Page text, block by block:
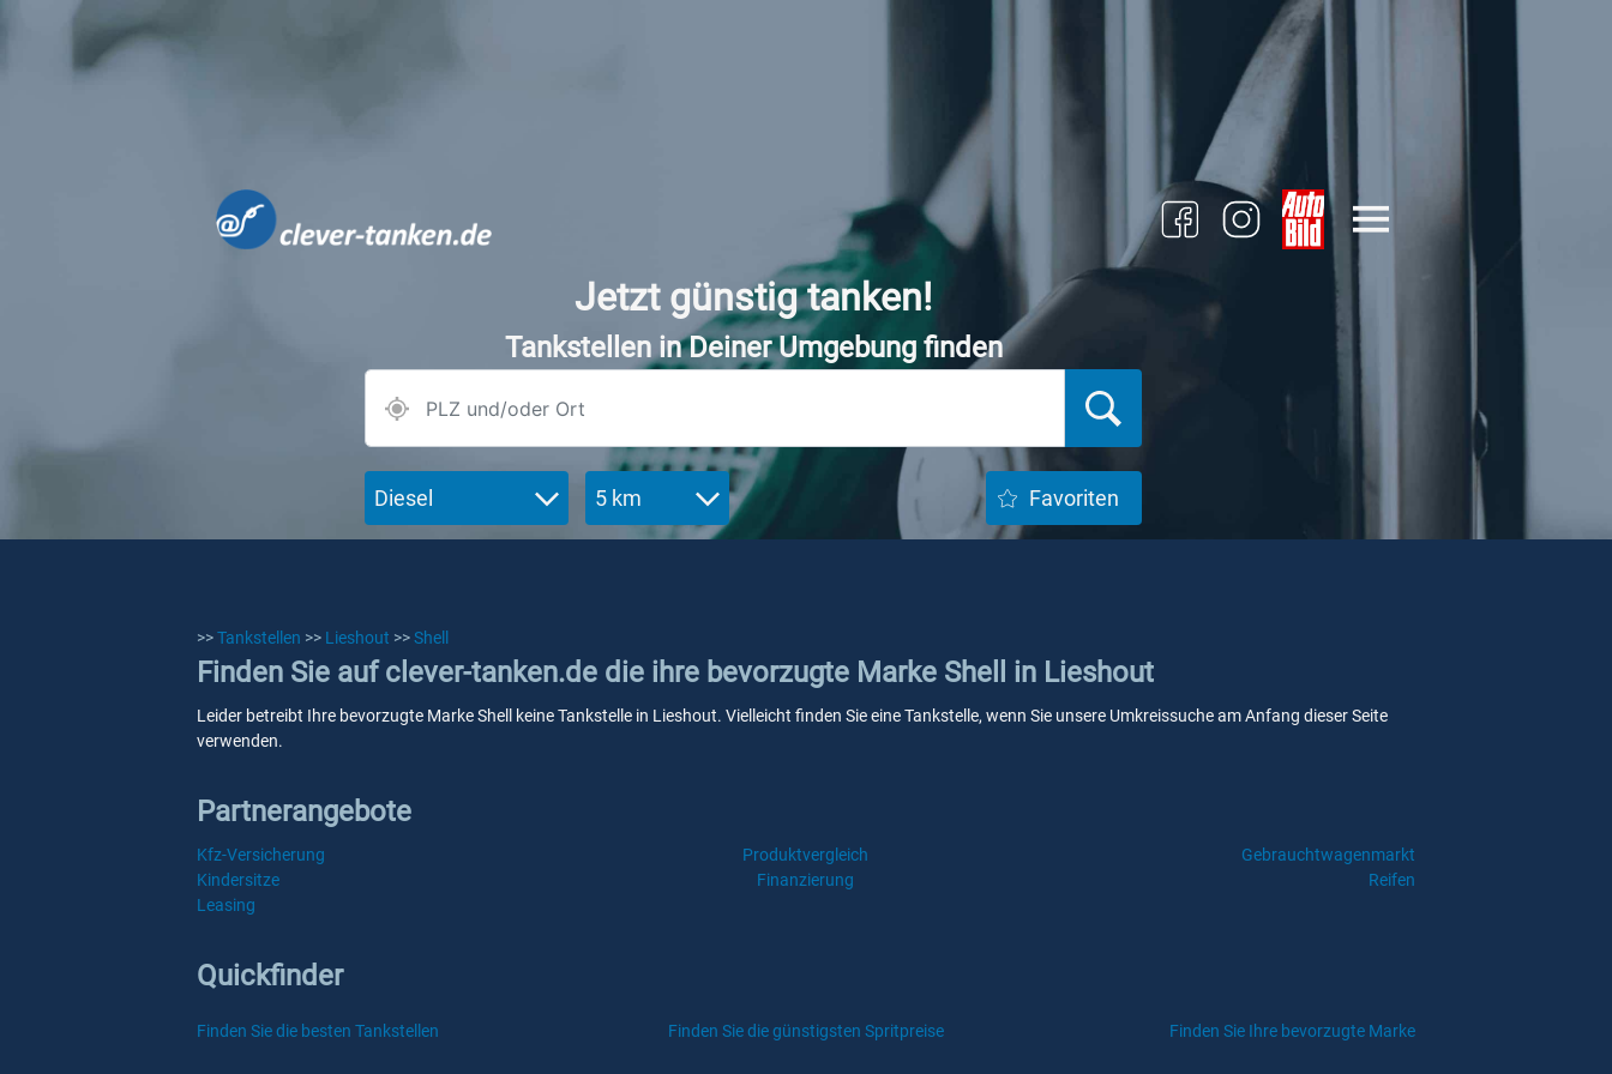
Jetzt günstig tanken!
Tankstellen in Deiner Umgebung finden
Diesel 5 km Favoriten
>>Tankstellen >> Lieshout >>Shell
Finden Sie auf clever-tanken.de die ihre bevorzugte Marke Shell in Lieshout
Leider betreibt Ihre bevorzugte Marke Shell keine Tankstelle in Lieshout. Vielleicht finden Sie eine Tankstelle, wenn Sie unsere Umkreissuche am Anfang dieser Seite
verwenden.
Partnerangebote
Kfz-Versicherung Produktvergleich
Gebrauchtwagenmarkt
Kindersitze
Finanzierung
Reifen
Leasing
Quickfinder
Finden Sie die besten Tankstellen Finden Sie die günstigsten Spritpreise Finden Sie Ihre bevorzugte Marke